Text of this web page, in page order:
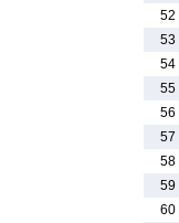
52
53
54
55
56
57
58
59
60